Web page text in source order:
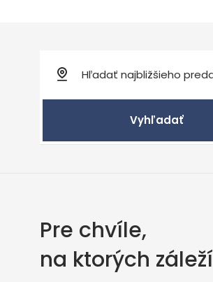
Vyhľadať
Pre chvíle,
na ktorých záleží